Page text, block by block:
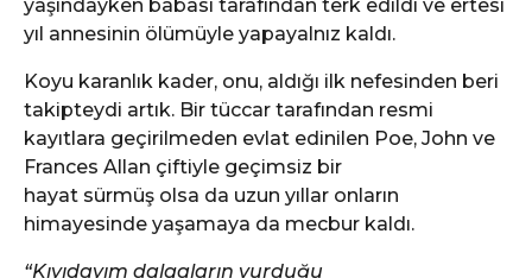
yaşındayken babası tarafından terk edildi ve ertesi
yıl annesinin ölümüyle yapayalnız kaldı.
Koyu karanlık kader, onu, aldığı ilk nefesinden beri
takipteydi artık. Bir tüccar tarafından resmi
kayıtlara geçirilmeden evlat edinilen Poe, John ve
Frances Allan çiftiyle geçimsiz bir
hayat sürmüş olsa da uzun yıllar onların
himayesinde yaşamaya da mecbur kaldı.
“Kıyıdayım dalgaların vurduğu